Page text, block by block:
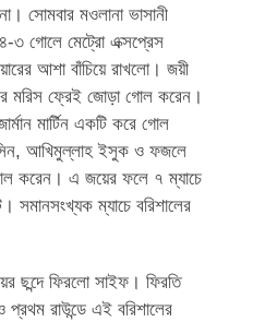
সোমবার মওলানা ভাসানী
৪-৩ গোলে মেট্রো এক্সপ্রেস
আশা বাঁচিয়ে রাখলো। জয়ী
মরিস ফ্রেই জোড়া গোল করেন।
মার্টিন একটি করে গোল
আখিমুল্লাহ ইসুক ও ফজলে
করেন। এ জয়ের ফলে ৭ ম্যাচে
সমানসংখ্যক ম্যাচে বরিশালের
ছন্দে ফিরলো সাইফ। ফিরতি
প্রথম রাউন্ডে এই বরিশালের